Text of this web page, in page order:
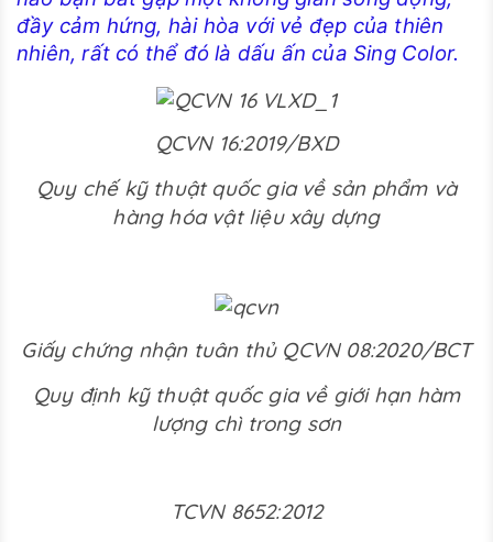
đầy cảm hứng, hài hòa với vẻ đẹp của thiên
nhiên, rất có thể đó là dấu ấn của Sing Color.
QCVN 16:2019/BXD
Quy chế kỹ thuật quốc gia về sản phẩm và
hàng hóa vật liệu xây dựng
Giấy chứng nhận tuân thủ QCVN 08:2020/BCT
Quy định kỹ thuật quốc gia về giới hạn hàm
lượng chì trong sơn
TCVN 8652:2012